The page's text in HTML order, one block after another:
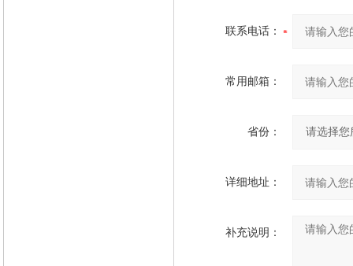
联系电话：
常用邮箱：
省份：
详细地址：
补充说明：